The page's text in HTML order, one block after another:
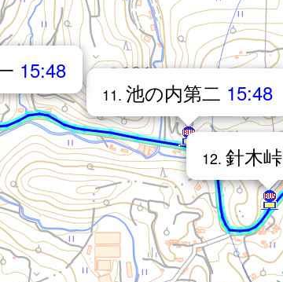
12. 針木峠
11. 池の内第二 15:48
15:48